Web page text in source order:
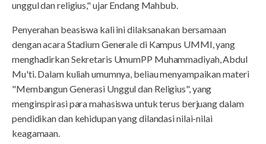
unggul dan religius," ujar Endang Mahbub.
Penyerahan beasiswa kali ini dilaksanakan bersamaan
dengan acara Stadium Generale di Kampus UMMI, yang
menghadirkan Sekretaris UmumPP Muhammadiyah, Abdul
Mu'ti. Dalam kuliah umumnya, beliau menyampaikan materi
"Membangun Generasi Unggul dan Religius", yang
menginspirasi para mahasiswa untuk terus berjuang dalam
pendidikan dan kehidupan yang dilandasi nilai-nilai
keagamaan.